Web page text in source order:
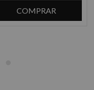
COMPRAR